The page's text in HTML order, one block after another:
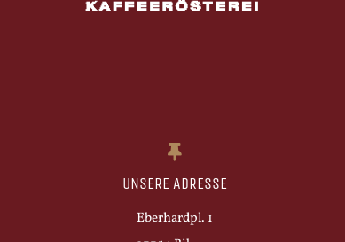
UNSERE ADRESSE
Eberhardpl. 1